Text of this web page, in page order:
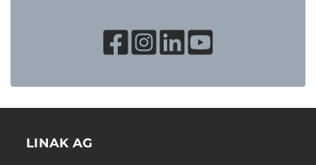
LINAK AG